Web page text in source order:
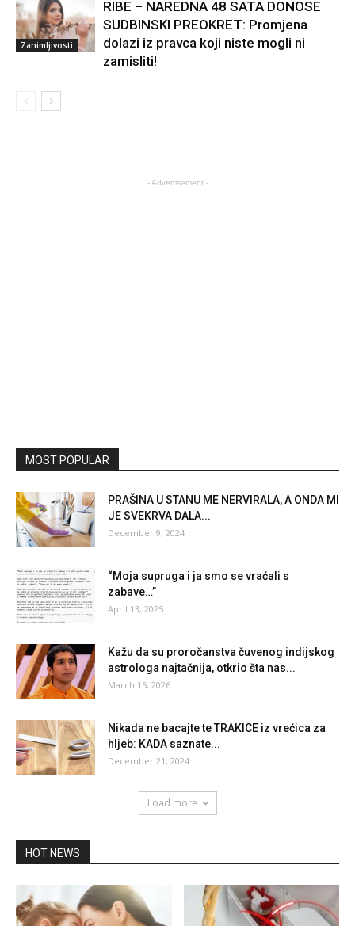
Zanimljivosti
SUDBINSKI PREOKRET: Promjena
dolazi iz pravca koji niste mogli ni
zamisliti!
MOST POPULAR
JE SVEKRVA DALA...
December 9, 2024
zabave…”
April 13, 2025
astrologa najtačnija, otkrio šta nas...
March 15, 2026
hljeb: KADA saznate...
December 21, 2024
HOT NEWS